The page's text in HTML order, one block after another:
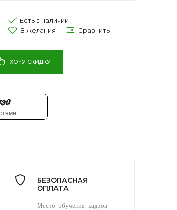
Есть в наличии
ХОЧУ СКИДКУ
БЕЗОПАСНАЯ
ОПЛАТА
Место обучения кадров